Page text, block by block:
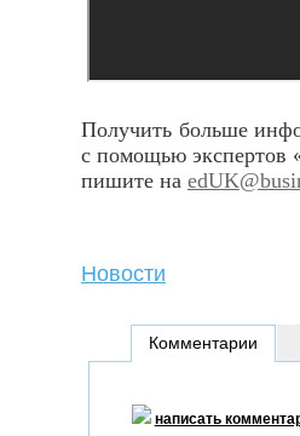
Получить больше
с помощью экспертов
пишите на
Новости
Комментарии
написать